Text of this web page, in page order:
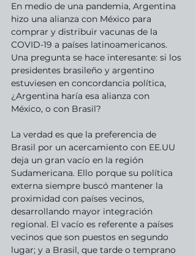
En medio de una pandemia, Argentina
hizo una alianza con México para
comprar y distribuir vacunas de la
COVID-19 a países latinoamericanos.
Una pregunta se hace interesante: si los
presidentes brasileño y argentino
estuviesen en concordancia política,
¿Argentina haría esa alianza con
México, o con Brasil?
La verdad es que la preferencia de
Brasil por un acercamiento con EE.UU
deja un gran vacío en la región
Sudamericana. Ello porque su política
externa siempre buscó mantener la
proximidad con países vecinos,
desarrollando mayor integración
regional. El vacío es referente a países
vecinos que son puestos en segundo
lugar; y a Brasil, que tarde o temprano